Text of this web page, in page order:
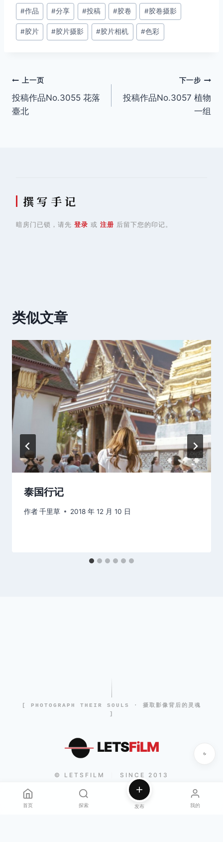
文
章
标
#作品 #分享 #投稿 #胶卷 #胶卷摄影
#胶片 #胶片摄影 #胶片相机 #色彩
文
章
上一页
投稿作品No.3055 花落
臺北
下一步
投稿作品No.3057 植物
一组
撰 写 手 记
暗房门已锁，请先 登录 或 注册 后留下您的印记。
类似文章
泰国行记
作者千里草 2018 年 12 月 10 日
[ PHOTOGRAPH THEIR SOULS · 摄取影像背后的灵魂
]
LETSFiLM
© LETSFILM SINCE 2013
首页 探索 发布 我的